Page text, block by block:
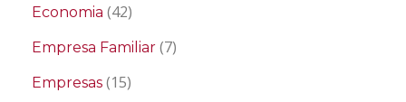
Economia (42)
Empresa Familiar (7)
Empresas (15)